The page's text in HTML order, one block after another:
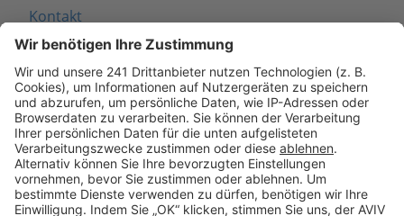
Kontakt
Seitenaufbau
Barrierefreiheit
Cookie Einstellungen
Rechtliches
AGB-Übersicht